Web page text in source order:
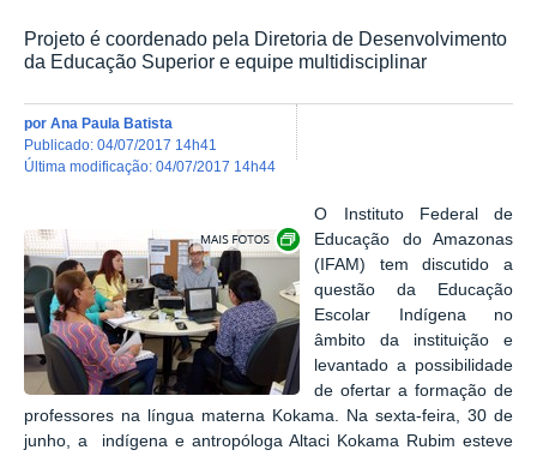
Projeto é coordenado pela Diretoria de Desenvolvimento
da Educação Superior e equipe multidisciplinar
por Ana Paula Batista
publicado: 04/07/2017 14h41
última modificação: 04/07/2017 14h44
Show image carousel
O Instituto Federal de
Educação do Amazonas
(IFAM) tem discutido a
questão da Educação
Escolar Indígena no
âmbito da instituição e
levantado a possibilidade
de ofertar a formação de
professores na língua materna Kokama. Na sexta-feira, 30 de
junho, a indígena e antropóloga Altaci Kokama Rubim esteve